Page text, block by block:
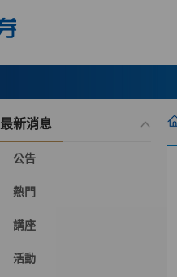
最新消息
公告
熱門
講座
活動